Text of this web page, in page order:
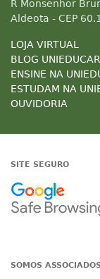
R Monsenhor
Aldeota - CEP
LOJA VIRTUAL
BLOG UNIEDUCAR
ENSINE NA
ESTUDAM NA
OUVIDORIA
SITE SEGURO
SOMOS ASSOCIADOS